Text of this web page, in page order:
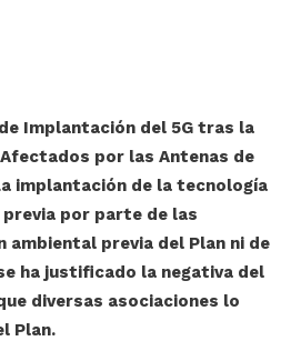
Implantación del 5G tras la
por las Antenas de
implantación de la tecnología
previa por parte de las
ambiental previa del Plan ni de
ha justificado la negativa del
diversas asociaciones lo
Plan.